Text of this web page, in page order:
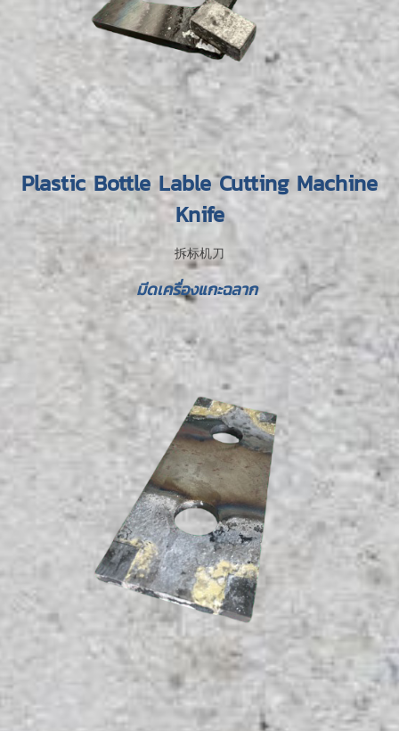
Plastic Bottle Lable Cutting Machine
Knife
拆标机刀
มีดเครื่องแกะฉลาก